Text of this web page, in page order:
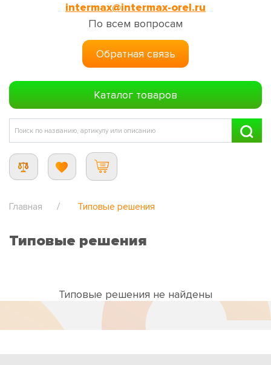
intermax@intermax-orel.ru
По всем вопросам
Обратная связь
Каталог товаров
Главная Типовые решения
Типовые решения
Типовые решения не найдены